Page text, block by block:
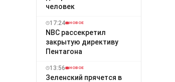
человек
17:24 НОВОЕ
NBC рассекретил
закрытую директиву
Пентагона
13:56 НОВОЕ
Зеленский прячется в